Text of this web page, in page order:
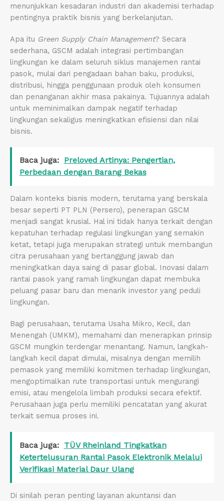
menunjukkan kesadaran industri dan akademisi terhadap
pentingnya praktik bisnis yang berkelanjutan.
Apa itu Green Supply Chain Management? Secara
sederhana, GSCM adalah integrasi pertimbangan
lingkungan ke dalam seluruh siklus manajemen rantai
pasok, mulai dari pengadaan bahan baku, produksi,
distribusi, hingga penggunaan produk oleh konsumen
dan penanganan akhir masa pakainya. Tujuannya adalah
untuk meminimalkan dampak negatif terhadap
lingkungan sekaligus meningkatkan efisiensi dan nilai
bisnis.
Baca juga:
Preloved Artinya: Pengertian,
Perbedaan dengan Barang Bekas
Dalam konteks bisnis modern, terutama yang berskala
besar seperti PT PLN (Persero), penerapan GSCM
menjadi sangat krusial. Hal ini tidak hanya terkait dengan
kepatuhan terhadap regulasi lingkungan yang semakin
ketat, tetapi juga merupakan strategi untuk membangun
citra perusahaan yang bertanggung jawab dan
meningkatkan daya saing di pasar global. Inovasi dalam
rantai pasok yang ramah lingkungan dapat membuka
peluang pasar baru dan menarik investor yang peduli
lingkungan.
Bagi perusahaan, terutama Usaha Mikro, Kecil, dan
Menengah (UMKM), memahami dan menerapkan prinsip
GSCM mungkin terdengar menantang. Namun, langkah-
langkah kecil dapat dimulai, misalnya dengan memilih
pemasok yang memiliki komitmen terhadap lingkungan,
mengoptimalkan rute transportasi untuk mengurangi
emisi, atau mengelola limbah produksi secara efektif.
Perusahaan juga perlu memiliki pencatatan yang akurat
terkait semua proses ini.
Baca juga:
TÜV Rheinland Tingkatkan
Ketertelusuran Rantai Pasok Elektronik Melalui
Verifikasi Material Daur Ulang
Di sinilah peran penting layanan akuntansi dan